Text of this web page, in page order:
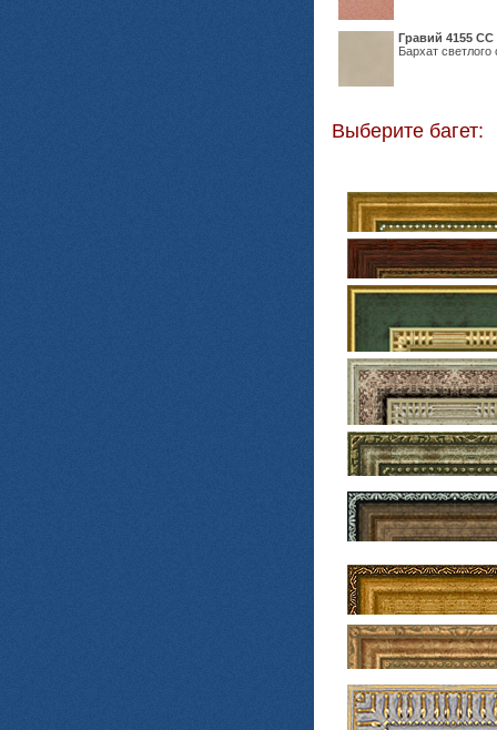
Гравий 4155 СС
Бархат светлого
Выберите багет: